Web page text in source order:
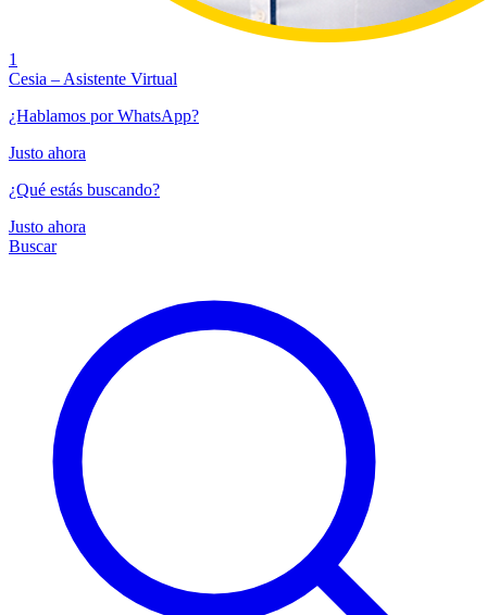
1
Cesia – Asistente Virtual
¿Hablamos por WhatsApp?
Justo ahora
¿Qué estás buscando?
Justo ahora
Buscar